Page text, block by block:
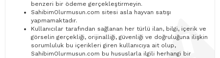
benzeri bir ödeme gerçekleştirmeyin.
SahibimOlurmusun.com sitesi asla hayvan satışı
yapmamaktadır.
Kullanıcılar tarafından sağlanan her türlü ilan, bilgi, içerik ve
görselin gerçekliği, orijinalliği, güvenliği ve doğruluğuna ilişkin
sorumluluk bu içerikleri giren kullanıcıya ait olup,
SahibimOlurmusun.com bu hususlarla ilgili herhangi bir